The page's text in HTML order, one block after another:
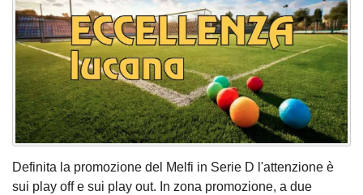
Definita la promozione del Melfi in Serie D l'attenzione è
sui play off e sui play out. In zona promozione, a due